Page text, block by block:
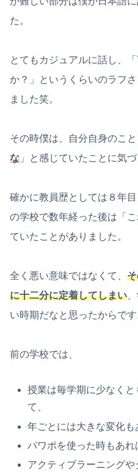
た。
とてもカジュアルに話し、
か？」というくらいのラフ
ました笑。
その時僕は、自分自身のこと
な 」と感じていたことに気づ
確かに教員歴としては８年
の学校で数年経った後は「
ていたことがありました。
全く悪い意味ではなくて、
に十二分に定着してしまい
い時期だなと思ったからです
前の学校では、
授業は毎学期に少なくと
て、
年ごとには大きな変化も
パワポを使った時もあれ
アクティブラーニングや